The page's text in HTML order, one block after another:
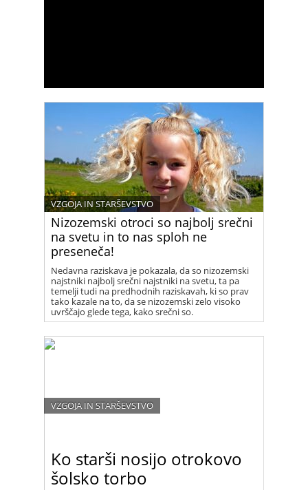
Nizozemski otroci so najbolj srečni
na svetu in to nas sploh ne
preseneča!
VZGOJA IN STARŠEVSTVO
Nedavna raziskava je pokazala, da so nizozemski
najstniki najbolj srečni najstniki na svetu, ta pa
temelji tudi na predhodnih raziskavah, ki so prav
tako kazale na to, da se nizozemski zelo visoko
uvrščajo glede tega, kako srečni so.
Ko starši nosijo otrokovo
šolsko torbo
VZGOJA IN STARŠEVSTVO